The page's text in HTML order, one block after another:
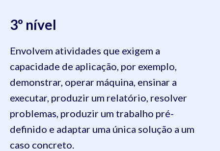
3º nível
Envolvem atividades que exigem a
capacidade de aplicação, por exemplo,
demonstrar, operar máquina, ensinar a
executar, produzir um relatório, resolver
problemas, produzir um trabalho pré-
definido e adaptar uma única solução a um
caso concreto.